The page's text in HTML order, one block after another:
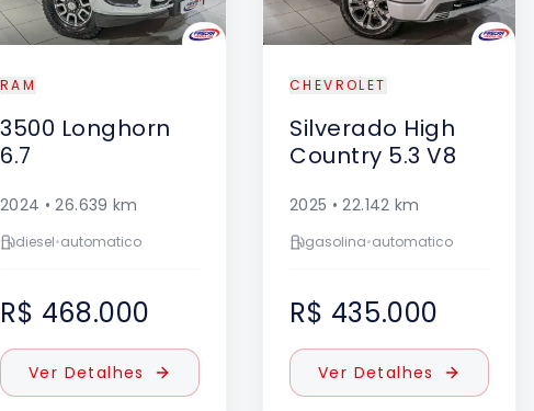
RAM
3500 Longhorn
6.7
2024 •26.639 km
diesel•automatico
R$ 468.000
Ver Detalhes
CHEVROLET
Silverado High
Country 5.3 V8
2025 •22.142 km
gasolina•automatico
R$ 435.000
Ver Detalhes